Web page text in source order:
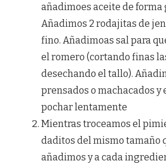
añadimoes aceite de forma
Añadimos 2 rodajitas de
fino. Añadimoas sal para
el romero (cortando finas
desechando el tallo).
prensados o machacados y
pochar lentamente
Mientras troceamos el
daditos del mismo tamaño
añadimos y a cada